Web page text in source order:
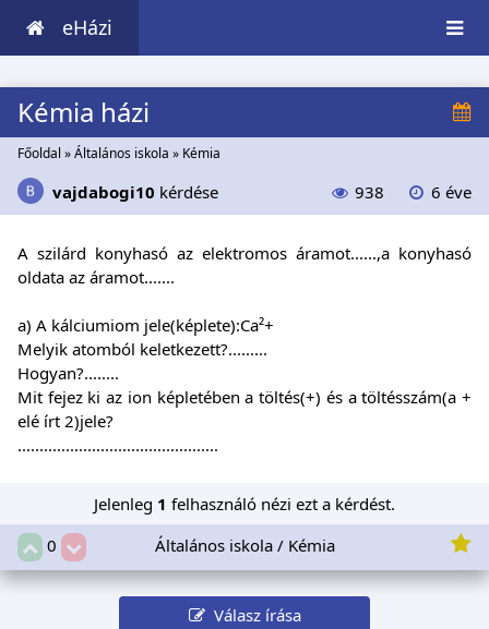
eHázi
Kémia házi
Főoldal »Általános iskola » Kémia
vajdabogi10 kérdése 938 6 éve
A szilárd konyhasó az elektromos áramot......,a konyhasó
oldata az áramot.......
a) A kálciumiom jele(képlete):Ca²+
Melyik atomból keletkezett?.........
Hogyan?........
Mit fejez ki az ion képletében a töltés(+) és a töltésszám(a +
elé írt 2)jele?
..............................................
Jelenleg 1 felhasználó nézi ezt a kérdést.
0
Általános iskola / Kémia
Válasz írása